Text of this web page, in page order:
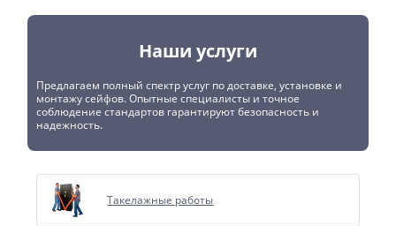
Наши услуги
Предлагаем полный спектр услуг по доставке, установке и
монтажу сейфов. Опытные специалисты и точное
соблюдение стандартов гарантируют безопасность и
надежность.
Такелажные работы